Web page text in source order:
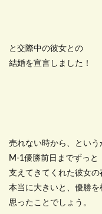
と交際中の彼女との
結婚を宣言しました！
売れない時から、という
M-1優勝前日までずっと
支えてきてくれた彼女の
本当に大きいと、優勝を
思ったことでしょう。